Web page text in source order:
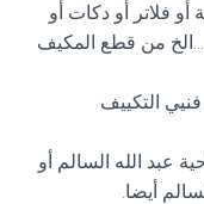
فلاتر أو دكات أو
…الخ من قطع المكيف
التكييف
عبد الله السالم أو
أيضا.